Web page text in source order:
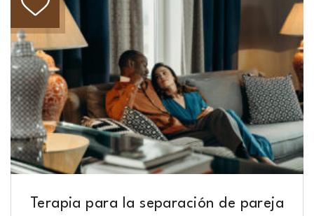
Terapia para la separación de pareja